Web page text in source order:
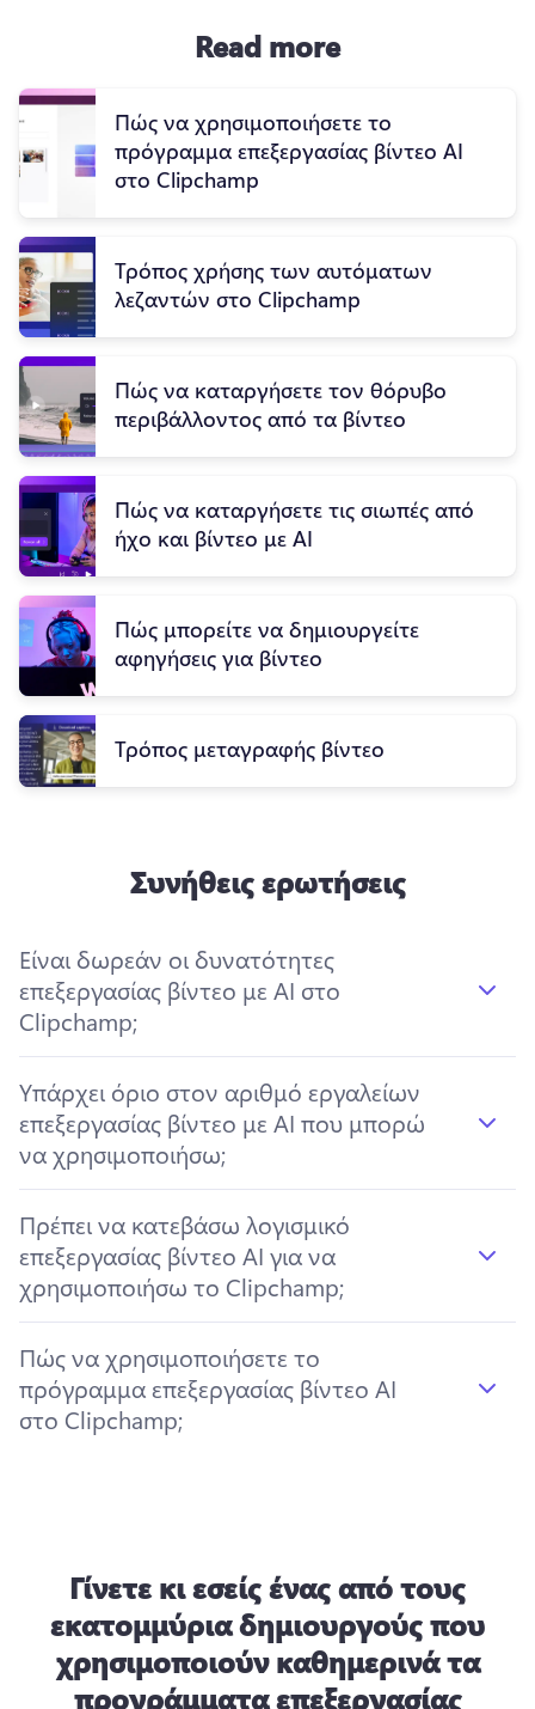
Read more
Πώς να χρησιμοποιήσετε το
πρόγραμμα επεξεργασίας βίντεο AI
στο Clipchamp
Τρόπος χρήσης των αυτόματων
λεζαντών στο Clipchamp
Πώς να καταργήσετε τον θόρυβο
περιβάλλοντος από τα βίντεο
Πώς να καταργήσετε τις σιωπές από
ήχο και βίντεο με AI
Πώς μπορείτε να δημιουργείτε
αφηγήσεις για βίντεο
Τρόπος μεταγραφής βίντεο
Συνήθεις ερωτήσεις
Είναι δωρεάν οι δυνατότητες
επεξεργασίας βίντεο με AI στο
Clipchamp;
Υπάρχει όριο στον αριθμό εργαλείων
επεξεργασίας βίντεο με AI που μπορώ
να χρησιμοποιήσω;
Πρέπει να κατεβάσω λογισμικό
επεξεργασίας βίντεο AI για να
χρησιμοποιήσω το Clipchamp;
Πώς να χρησιμοποιήσετε το
πρόγραμμα επεξεργασίας βίντεο AI
στο Clipchamp;
Γίνετε κι εσείς ένας από τους
εκατομμύρια δημιουργούς που
χρησιμοποιούν καθημερινά τα
προγράμματα επεξεργασίας